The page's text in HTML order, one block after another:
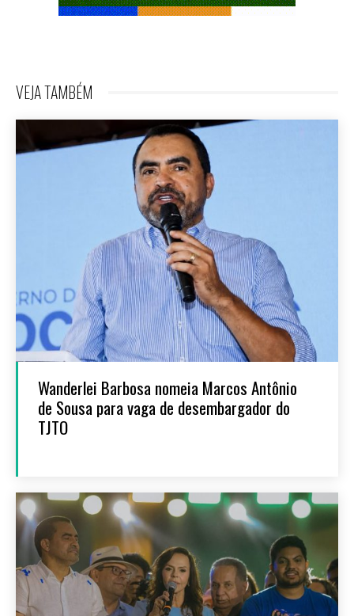
VEJA TAMBÉM
Wanderlei Barbosa nomeia Marcos Antônio
de Sousa para vaga de desembargador do
TJTO